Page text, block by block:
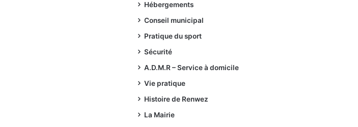
Hébergements
Conseil municipal
Pratique du sport
Sécurité
A.D.M.R – Service à domicile
Vie pratique
Histoire de Renwez
La Mairie